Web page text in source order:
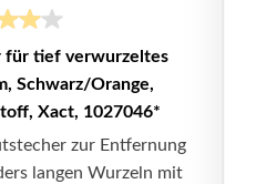
für tief verwurzeltes
Schwarz/Orange,
Xact, 1027046*
zur Entfernung
langen Wurzeln mit